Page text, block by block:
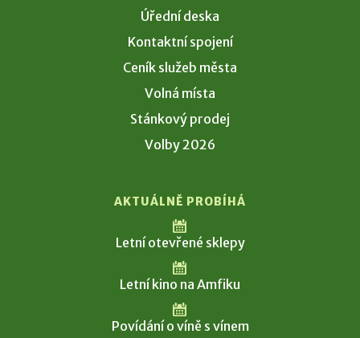
Úřední deska
Kontaktní spojení
Ceník služeb města
Volná místa
Stánkový prodej
Volby 2026
AKTUÁLNĚ PROBÍHÁ
Letní otevřené sklepy
Letní kino na Amfiku
Povídání o víně s vínem